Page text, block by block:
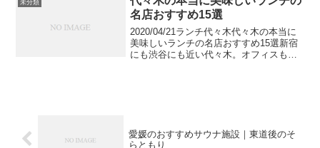
未分類
名店おすすめ15選
2020/04/21ランチ代々木代々木の本当に
美味しいランチの名店おすすめ15選新宿
にも渋谷にも近い代々木。オフィスもた
愛媛のおすすめサウナ施設｜東道後のそ
らともり